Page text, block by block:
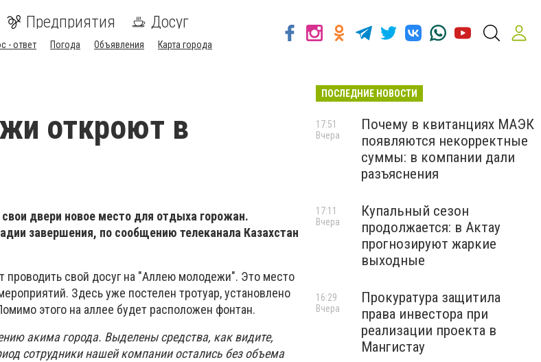
Предприятия Досуг
- ответ Погода Объявления Карта города
откроют в
двери новое место для отдыха горожан.
завершения, по сообщению телеканала Казахстан
проводить свой досуг на "Аллею молодежи". Это место
Здесь уже постелен тротуар, установлено
этого на аллее будет расположен фонтан.
акима города. Выделены средства, как видите,
сотрудники нашей компании остались без объема
ПОСЛЕДНИЕ НОВОСТИ
Почему в квитанциях МАЭК
появляются некорректные
суммы: в компании дали
разъяснения
17:51
Вчера
Купальный сезон
продолжается: в Актау
прогнозируют жаркие
выходные
17:11
Вчера
Прокуратура защитила
права инвестора при
реализации проекта в
Мангистау
16:29
Вчера